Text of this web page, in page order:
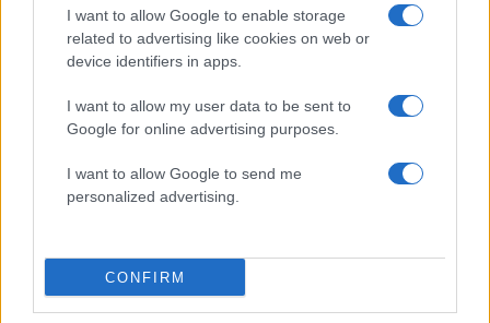
I want to allow Google to enable storage
related to advertising like cookies on web or
device identifiers in apps.
I want to allow my user data to be sent to
Google for online advertising purposes.
I want to allow Google to send me
personalized advertising.
CONFIRM
2000 /2000
Υποβολή σχολίου
Όροι Χρήσης
. Το site προστατεύεται από reCAPTCHA, ισχύουν
Πολιτική Απορρήτου&Όροι Χρήσηςτης Google.
Αγορές
WALL STREET
ΧΡΗΜΑΤΙΣΤΗΡΙΟ ΑΘΗΝΩΝ
Share: